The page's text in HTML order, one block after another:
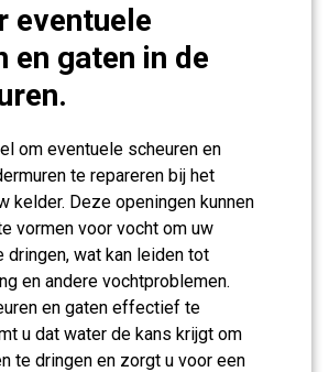
eventuele
en gaten in de
om eventuele scheuren en
te repareren bij het
kelder. Deze openingen kunnen
vormen voor vocht om uw
dringen, wat kan leiden tot
en andere vochtproblemen.
en gaten effectief te
u dat water de kans krijgt om
te dringen en zorgt u voor een